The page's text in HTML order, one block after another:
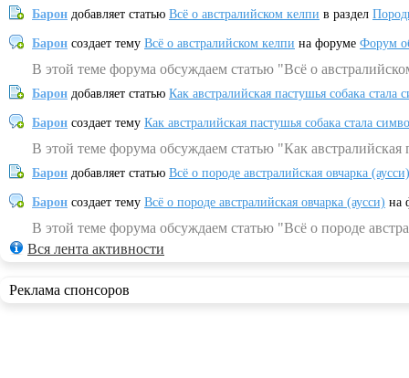
Барон добавляет статью Всё о австралийском келпи в раздел
Барон создает тему Всё о австралийском келпи на форуме Форум
В этой теме форума обсуждаем статью "Всё о
Барон добавляет статью Как австралийская пастушья собака
Барон создает тему Как австралийская пастушья собака стала
В этой теме форума обсуждаем статью "Как
Барон добавляет статью Всё о породе австралийская овчарка (аусси)
Барон создает тему Всё о породе австралийская овчарка (аусси) на
В этой теме форума обсуждаем статью "Всё о породе
Вся лента активности
Реклама спонсоров